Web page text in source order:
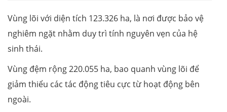
Vùng lõi với diện tích 123.326 ha, là nơi được bảo vệ
nghiêm ngặt nhằm duy trì tính nguyên vẹn của hệ
sinh thái.
Vùng đệm rộng 220.055 ha, bao quanh vùng lõi để
giảm thiểu các tác động tiêu cực từ hoạt động bên
ngoài.